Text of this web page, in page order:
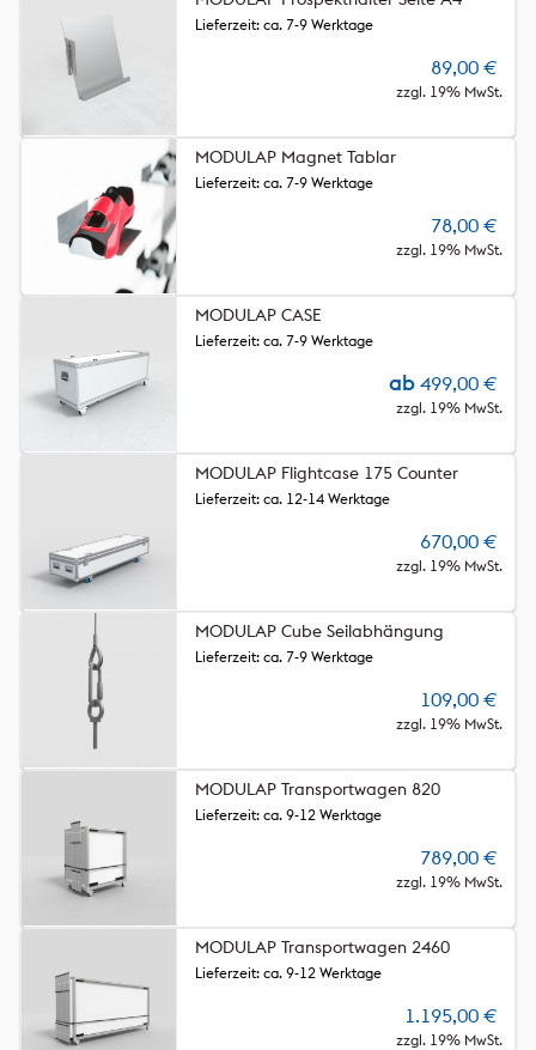
Lieferzeit: ca. 7-9 Werktage
89,00 €
zzgl. 19% MwSt.
MODULAP Magnet Tablar
78,00 €
zzgl. 19% MwSt.
Lieferzeit: ca. 7-9 Werktage
MODULAP CASE
Lieferzeit: ca. 7-9 Werktage
ab 499,00 €
zzgl. 19% MwSt.
MODULAP Flightcase 175 Counter
670,00 €
zzgl. 19% MwSt.
Lieferzeit: ca. 12-14 Werktage
MODULAP Cube Seilabhängung
109,00 €
zzgl. 19% MwSt.
Lieferzeit: ca. 7-9 Werktage
MODULAP Transportwagen 820
789,00 €
zzgl. 19% MwSt.
Lieferzeit: ca. 9-12 Werktage
MODULAP Transportwagen 2460
1.195,00 €
zzgl. 19% MwSt.
Lieferzeit: ca. 9-12 Werktage